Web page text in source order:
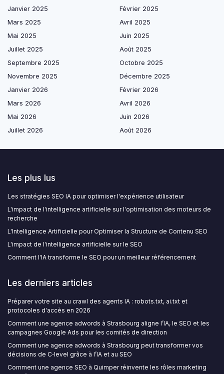
Janvier 2025
Février 2025
Mars 2025
Avril 2025
Mai 2025
Juin 2025
Juillet 2025
Août 2025
Septembre 2025
Octobre 2025
Novembre 2025
Décembre 2025
Janvier 2026
Février 2026
Mars 2026
Avril 2026
Mai 2026
Juin 2026
Juillet 2026
Août 2026
Les plus lus
Les stratégies SEO IA pour optimiser l'expérience utilisateur
L'impact de l'intelligence artificielle sur l'optimisation des moteurs de
recherche
L'Intelligence Artificielle pour Optimiser la Structure de Contenu SEO
L'impact de l'intelligence artificielle sur le SEO
Comment l'IA transforme le SEO pour un meilleur référencement
Les derniers articles
Préparer votre site au crawl des agents IA : robots.txt, ai.txt et
protocoles d'accès en 2026
Comment une agence adwords à Strasbourg aligne l’IA, le SEO et les
campagnes Google Ads pour les comités de direction
Comment une agence adwords à Strasbourg peut transformer vos
décisions de C‑level grâce à l’IA et au SEO
Comment une agence SEO à Quimper réinvente les rôles marketing